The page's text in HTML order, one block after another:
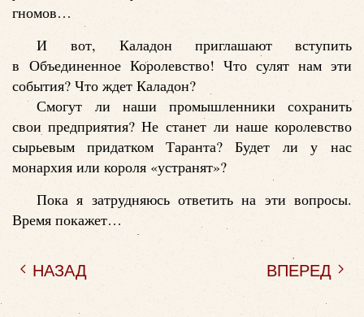
гномов…
И вот, Каладон приглашают вступить
в Объединенное Королевство! Что сулят нам эти
события? Что ждет Каладон?
Смогут ли наши промышленники сохранить
свои предприятия? Не станет ли наше королевство
сырьевым придатком Таранта? Будет ли у нас
монархия или короля «устранят»?
Пока я затрудняюсь ответить на эти вопросы.
Время покажет…
НАЗАД ВПЕРЕД